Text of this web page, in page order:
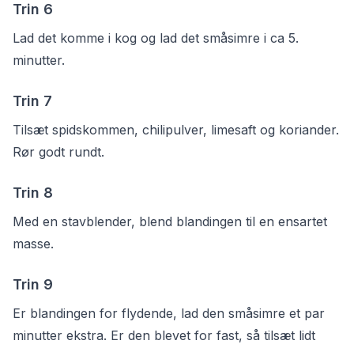
Trin 6
Lad det komme i kog og lad det småsimre i ca 5.
minutter.
Trin 7
Tilsæt spidskommen, chilipulver, limesaft og koriander.
Rør godt rundt.
Trin 8
Med en stavblender, blend blandingen til en ensartet
masse.
Trin 9
Er blandingen for flydende, lad den småsimre et par
minutter ekstra. Er den blevet for fast, så tilsæt lidt